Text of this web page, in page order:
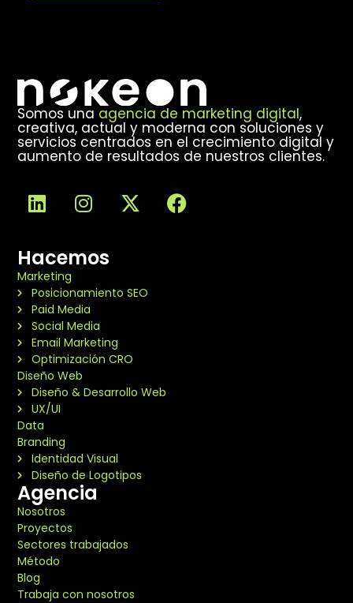
Somos una agencia de marketing digital,
creativa, actual y moderna con soluciones y
servicios centrados en el crecimiento digital y
aumento de resultados de nuestros clientes.
Hacemos
Marketing
Posicionamiento SEO
Paid Media
Social Media
Email Marketing
Optimización CRO
Diseño Web
Diseño & Desarrollo Web
UX/UI
Data
Branding
Identidad Visual
Diseño de Logotipos
Agencia
Nosotros
Proyectos
Sectores trabajados
Método
Blog
Trabaja con nosotros